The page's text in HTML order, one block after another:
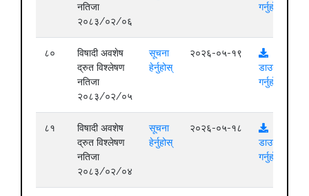
नतिजा
२०८३/०२/०६
गर्नुहोस्
८०
विषादी अवशेष
द्रुत विश्लेषण
नतिजा
२०८३/०२/०५
सूचना
हेर्नुहोस्
२०२६-०५-१९
डाउनलोड
गर्नुहोस्
८१
विषादी अवशेष
द्रुत विश्लेषण
नतिजा
२०८३/०२/०४
सूचना
हेर्नुहोस्
२०२६-०५-१८
डाउनलोड
गर्नुहोस्